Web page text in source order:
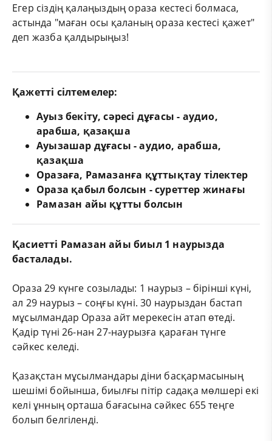
Егер сіздің қалаңыздың ораза кестесі болмаса,
астында "маған осы қаланың ораза кестесі қажет"
деп жазба қалдырыңыз!
Қажетті сілтемелер:
Ауыз бекіту, сәресі дұғасы - аудио,
арабша, қазақша
Ауызашар дұғасы - аудио, арабша,
қазақша
Оразаға, Рамазанға құттықтау тілектер
Ораза қабыл болсын - суреттер жинағы
Рамазан айы құтты болсын
Қасиетті Рамазан айы биыл 1 наурызда
басталады.
Ораза 29 күнге созылады: 1 наурыз – бірінші күні,
ал 29 наурыз – соңғы күні. 30 наурыздан бастап
мұсылмандар Ораза айт мерекесін атап өтеді.
Қадір түні 26-нан 27-наурызға қараған түнге
сәйкес келеді.
Қазақстан мұсылмандары діни басқармасының
шешімі бойынша, биылғы пітір садақа мөлшері екі
келі ұнның орташа бағасына сәйкес 655 теңге
болып белгіленді.